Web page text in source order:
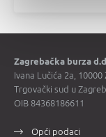
Zagrebačka burza d.d.
Ivana Lučića 2a,
Trgovački sud u
OIB 84368186611
Opći podaci